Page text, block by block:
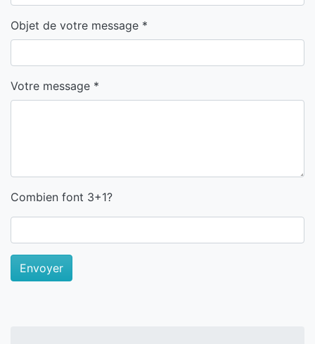
Objet de votre message *
Votre message *
Combien font 3+1?